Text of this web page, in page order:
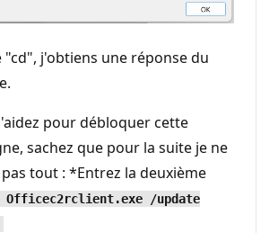
"cd", j'obtiens une réponse du
pour débloquer cette
sachez que pour la suite je ne
tout : *Entrez la deuxième
/update